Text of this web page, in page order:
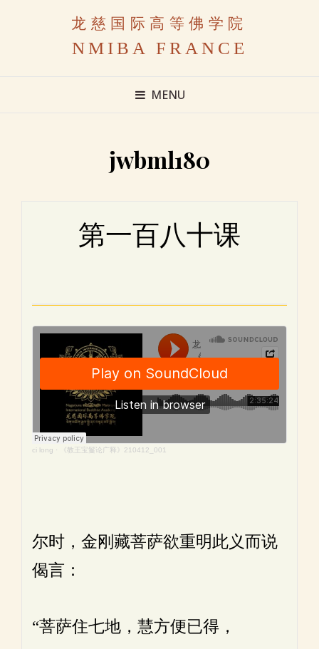
龙慈国际高等佛学院
NMIBA FRANCE
MENU
jwbml180
第一百八十课
ci long · 《教王宝鬘论广释》210412_001
尔时，金刚藏菩萨欲重明此义而说
偈言：
“菩萨住七地，慧方便已得，